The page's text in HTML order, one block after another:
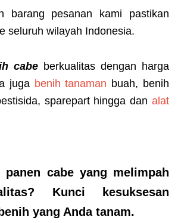
barang pesanan kami pastikan
seluruh wilayah Indonesia.
cabe berkualitas dengan harga
juga benih tanaman buah, benih
sparepart hingga danalat
panen cabe yang melimpah
Kunci kesuksesan
benih yang Anda tanam.